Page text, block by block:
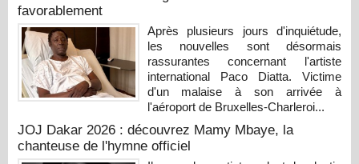
favorablement
Après plusieurs jours d'inquiétude,
les nouvelles sont désormais
rassurantes concernant l'artiste
international Paco Diatta. Victime
d'un malaise à son arrivée à
l'aéroport de Bruxelles-Charleroi...
JOJ Dakar 2026 : découvrez Mamy Mbaye, la
chanteuse de l'hymne officiel